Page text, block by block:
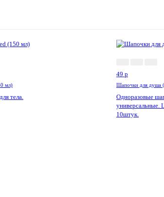
мл)
тела.
49 p
Шапочки для душа
Одноразовые
универсальные.
10штук.